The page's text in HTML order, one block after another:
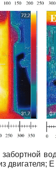
двигателя;